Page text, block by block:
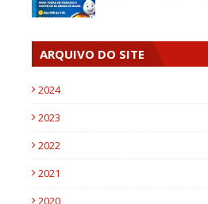
ARQUIVO DO SITE
2024
2023
2022
2021
2020